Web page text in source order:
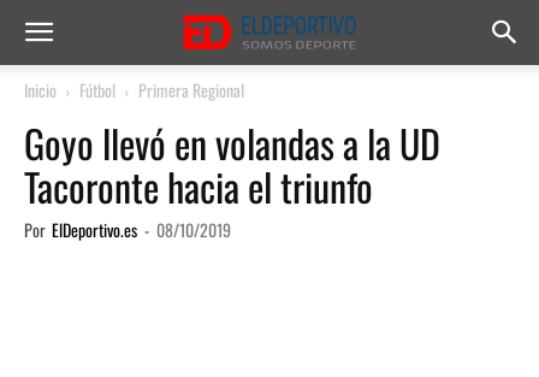
Inicio Fútbol Primera Regional
Goyo llevó en volandas a la UD
Tacoronte hacia el triunfo
Por ElDeportivo.es - 08/10/2019